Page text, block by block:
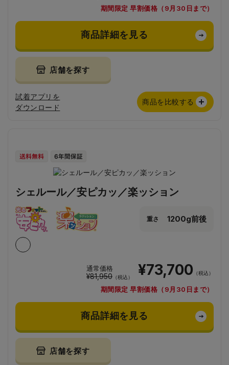
期間限定 早割価格（9月30日まで）
商品詳細を見る
店舗を探す
試着アプリを
ダウンロード
商品を比較する
シェルール／安ピカッ／楽ッション
重さ 1200g前後
通常価格
¥81,950 （税込） ¥73,700 （税込）
期間限定 早割価格（9月30日まで）
商品詳細を見る
店舗を探す